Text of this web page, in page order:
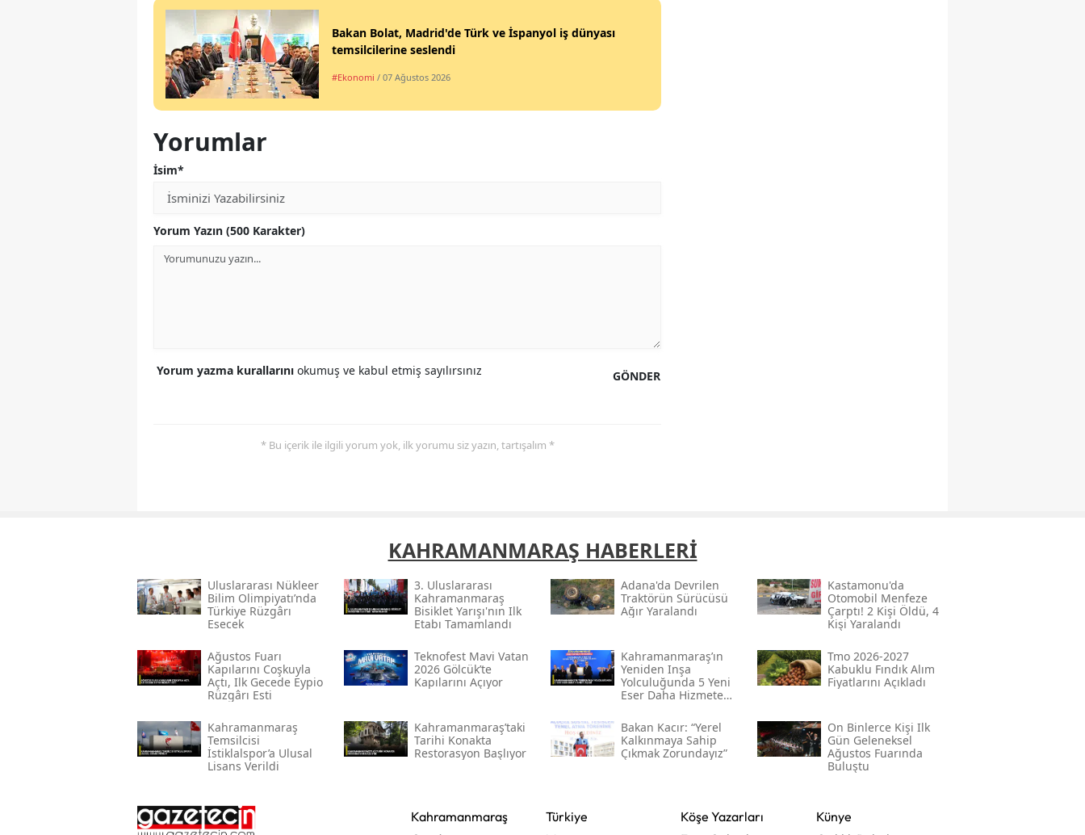
Şanlıurfa
Van
Ardahan
Osmaniye
Bakan Bolat, Madrid'de Türk ve İspanyol iş dünyası
temsilcilerine seslendi
#Ekonomi / 07 Ağustos 2026
Yorumlar
İsim*
Yorum Yazın (500 Karakter)
GÖNDER
Yorum yazma kurallarını okumuş ve kabul etmiş sayılırsınız
* Bu içerik ile ilgili yorum yok, ilk yorumu siz yazın, tartışalım *
KAHRAMANMARAŞ HABERLERİ
Uluslararası Nükleer
Bilim Olimpiyatı’nda
Türkiye Rüzgârı
Esecek
3. Uluslararası
Kahramanmaraş
Bisiklet Yarışı'nın Ilk
Etabı Tamamlandı
Adana'da Devrilen
Traktörün Sürücüsü
Ağır Yaralandı
Kastamonu'da
Otomobil Menfeze
Çarptı! 2 Kişi Öldü, 4
Kişi Yaralandı
Ağustos Fuarı
Kapılarını Coşkuyla
Açtı, Ilk Gecede Eypio
Rüzgârı Esti
Teknofest Mavi Vatan
2026 Gölcük’te
Kapılarını Açıyor
Kahramanmaraş’ın
Yeniden Inşa
Yolculuğunda 5 Yeni
Eser Daha Hizmete
Tmo 2026-2027
Kabuklu Fındık Alım
Fiyatlarını Açıkladı
Kahramanmaraş
Temsilcisi
İstiklalspor’a Ulusal
Lisans Verildi
Kahramanmaraş’taki
Tarihi Konakta
Restorasyon Başlıyor
Bakan Kacır: “yerel
Kalkınmaya Sahip
Çıkmak Zorundayız”
On Binlerce Kişi Ilk
Gün Geleneksel
Ağustos Fuarında
Buluştu
Kahramanmaraş
Türkiye
Köşe Yazarları
Künye